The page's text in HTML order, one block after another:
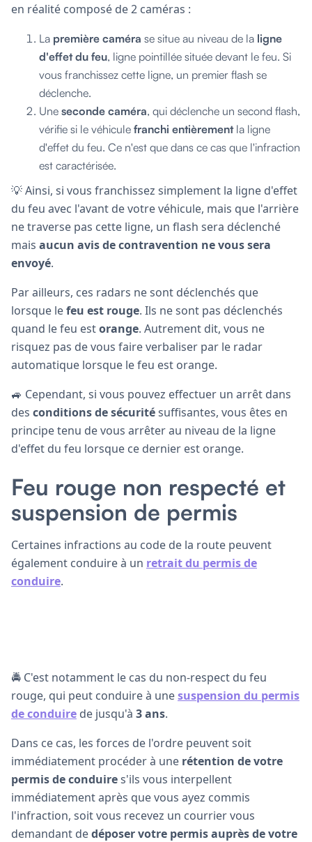
en réalité composé de 2 caméras :
La première caméra se situe au niveau de la ligne
d'effet du feu, ligne pointillée située devant le feu. Si
vous franchissez cette ligne, un premier flash se
déclenche.
Une seconde caméra, qui déclenche un second flash,
vérifie si le véhicule franchi entièrement la ligne
d'effet du feu. Ce n'est que dans ce cas que l'infraction
est caractérisée.
💡 Ainsi, si vous franchissez simplement la ligne d'effet
du feu avec l'avant de votre véhicule, mais que l'arrière
ne traverse pas cette ligne, un flash sera déclenché
mais aucun avis de contravention ne vous sera
envoyé.
Par ailleurs, ces radars ne sont déclenchés que
lorsque lefeu est rouge. Ils ne sont pas déclenchés
quand le feu estorange. Autrement dit, vous ne
risquez pas de vous faire verbaliser par le radar
automatique lorsque le feu est orange.
🚙 Cependant, si vous pouvez effectuer un arrêt dans
des conditions de sécuritésuffisantes, vous êtes en
principe tenu de vous arrêter au niveau de la ligne
d'effet du feu lorsque ce dernier est orange.
Feu rouge non respecté et
suspension de permis
Certaines infractions au code de la route peuvent
également conduire à un retrait du permis de
conduire.
🚔 C'est notamment le cas du non-respect du feu
rouge, qui peut conduire à unesuspension du permis
de conduire de jusqu'à 3 ans.
Dans ce cas, les forces de l'ordre peuvent soit
immédiatement procéder à une rétention de votre
permis de conduires'ils vous interpellent
immédiatement après que vous ayez commis
l'infraction, soit vous recevez un courrier vous
demandant dedéposer votre permis auprès de votre